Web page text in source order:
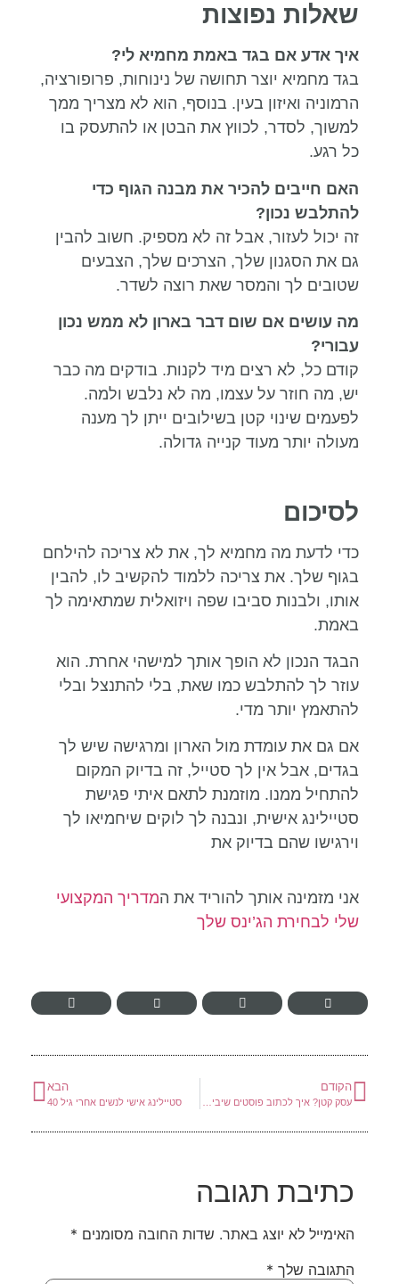
שאלות נפוצות
איך אדע אם בגד באמת מחמיא לי?
בגד מחמיא יוצר תחושה של נינוחות, פרופורציה,
הרמוניה ואיזון בעין. בנוסף, הוא לא מצריך ממך
למשוך, לסדר, לכווץ את הבטן או להתעסק בו
כל רגע.
האם חייבים להכיר את מבנה הגוף כדי
להתלבש נכון?
זה יכול לעזור, אבל זה לא מספיק. חשוב להבין
גם את הסגנון שלך, הצרכים שלך, הצבעים
שטובים לך והמסר שאת רוצה לשדר.
מה עושים אם שום דבר בארון לא ממש נכון
עבורי?
קודם כל, לא רצים מיד לקנות. בודקים מה כבר
יש, מה חוזר על עצמו, מה לא נלבש ולמה.
לפעמים שינוי קטן בשילובים ייתן לך מענה
מעולה יותר מעוד קנייה גדולה.
לסיכום
כדי לדעת מה מחמיא לך, את לא צריכה להילחם
בגוף שלך. את צריכה ללמוד להקשיב לו, להבין
אותו, ולבנות סביבו שפה ויזואלית שמתאימה לך
באמת.
הבגד הנכון לא הופך אותך למישהי אחרת. הוא
עוזר לך להתלבש כמו שאת, בלי להתנצל ובלי
להתאמץ יותר מדי.
אם גם את עומדת מול הארון ומרגישה שיש לך
בגדים, אבל אין לך סטייל, זה בדיוק המקום
להתחיל ממנו. מוזמנת לתאם איתי פגישת
סטיילינג אישית, ונבנה לך לוקים שיחמיאו לך
וירגישו שהם בדיוק את
אני מזמינה אותך להוריד את המדריך המקצועי
שלי לבחירת הג’ינס שלך
הקודם הבא
סטיילינג אישי לנשים אחרי גיל 40
כתיבת תגובה
האימייל לא יוצג באתר. שדות החובה מסומנים *
התגובה שלך *